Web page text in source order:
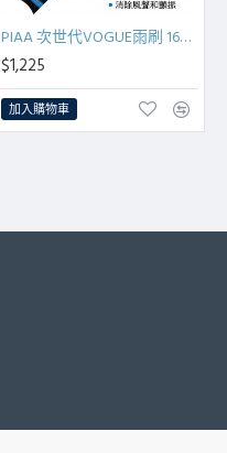
PIAA 次世代VOGUE雨刷 16吋(40cm)單支(日系車適用)
$1,225
加入購物車